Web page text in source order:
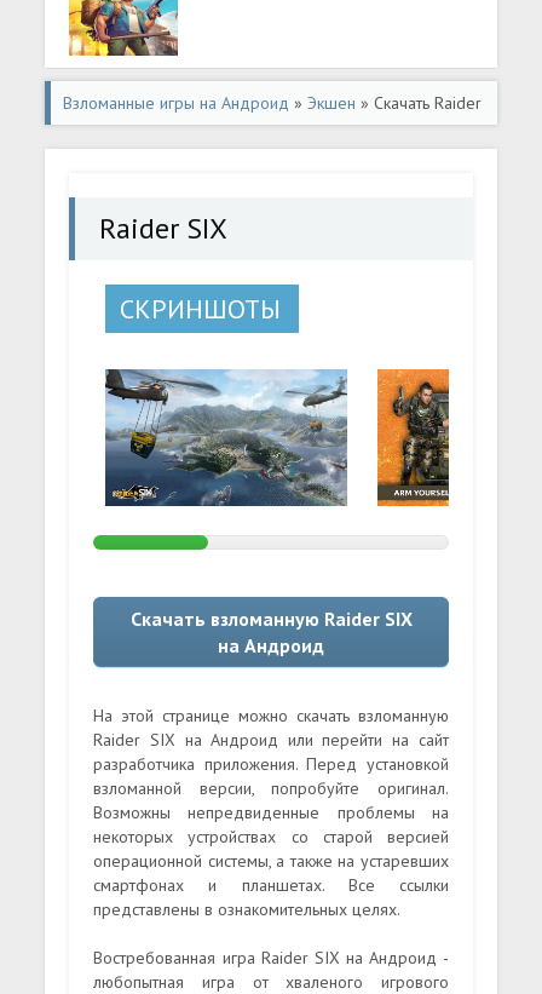
Взломанные игры на Андроид »Экшен » Скачать Raider
SIX (Много монет) на Андроид
Raider SIX
СКРИНШОТЫ
Скачать взломанную Raider SIX
на Андроид
На этой странице можно скачать взломанную
Raider SIX на Андроид или перейти на сайт
разработчика приложения. Перед установкой
взломанной версии, попробуйте оригинал.
Возможны непредвиденные проблемы на
некоторых устройствах со старой версией
операционной системы, а также на устаревших
смартфонах и планшетах. Все ссылки
представлены в ознакомительных целях.
Востребованная игра Raider SIX на Андроид -
любопытная игра от хваленого игрового